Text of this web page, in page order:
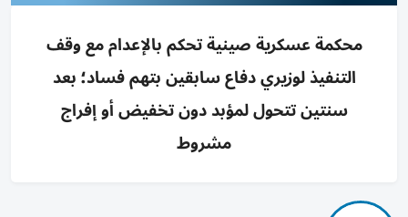
محكمة عسكرية صينية تحكم بالإعدام مع وقف
التنفيذ لوزيري دفاع سابقين بتهم فساد؛ بعد
سنتين تتحول لمؤبد دون تخفيض أو إفراج
مشروط